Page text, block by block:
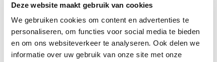
Deze website maakt gebruik van cookies
We gebruiken cookies om content en advertenties te
personaliseren, om functies voor social media te bieden
en om ons websiteverkeer te analyseren. Ook delen we
informatie over uw gebruik van onze site met onze
wekelijkse nieuwsbrief!
Bij inschrijving gaat u akkoord met onsprivacybeleid.